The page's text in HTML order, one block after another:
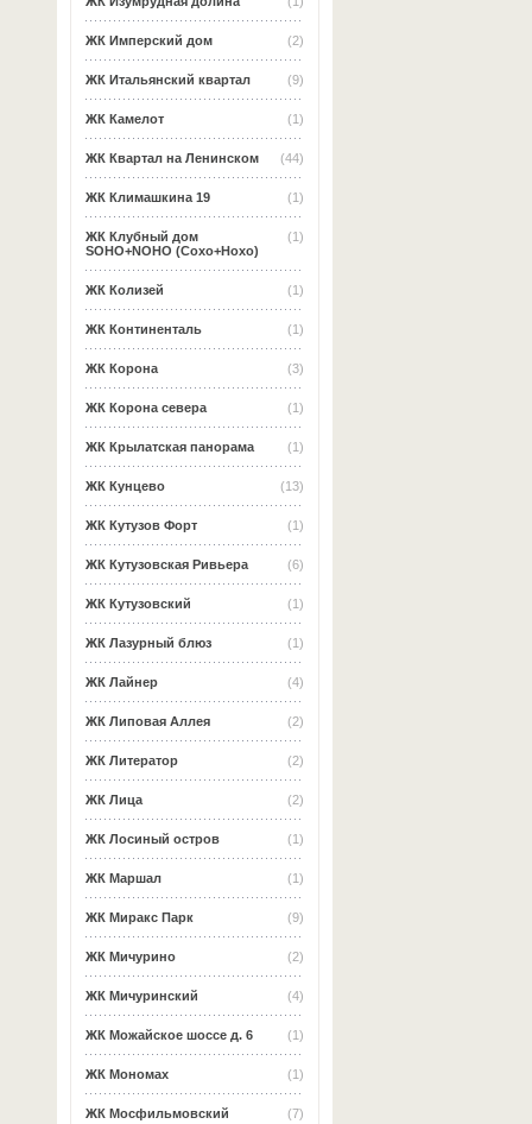
(2)
ЖК Имперский дом
(9)
ЖК Итальянский квартал
(1)
ЖК Камелот
(44)
ЖК Квартал на Ленинском
(1)
ЖК Климашкина 19
(1)
ЖК Клубный дом
SOHO+NOHO (Сохо+Нохо)
(1)
ЖК Колизей
(1)
ЖК Континенталь
(3)
ЖК Корона
(1)
ЖК Корона севера
(1)
ЖК Крылатская панорама
(13)
ЖК Кунцево
(1)
ЖК Кутузов Форт
(6)
ЖК Кутузовская Ривьера
(1)
ЖК Кутузовский
(1)
ЖК Лазурный блюз
(4)
ЖК Лайнер
(2)
ЖК Липовая Аллея
(2)
ЖК Литератор
(2)
ЖК Лица
(1)
ЖК Лосиный остров
(1)
ЖК Маршал
(9)
ЖК Миракс Парк
(2)
ЖК Мичурино
(4)
ЖК Мичуринский
(1)
ЖК Можайское шоссе д. 6
(1)
ЖК Мономах
(7)
ЖК Мосфильмовский